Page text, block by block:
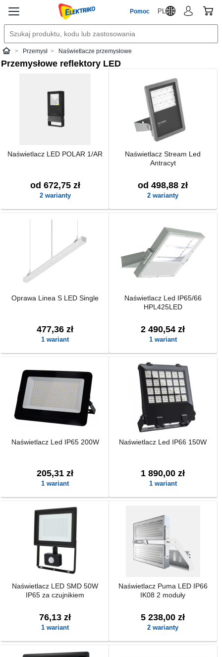
Pomoc PL
ElektrikoPrzemysł Naświetlacze przemysłowe
Przemysłowe reflektory LED
Naświetlacz LED POLAR 1/AR
od 672,75 zł
2 warianty
Naświetlacz Stream Led
Antracyt
od 498,88 zł
2 warianty
Oprawa Linea S LED Single
477,36 zł
1 wariant
Naświetlacz Led IP65/66
HPL425LED
2 490,54 zł
1 wariant
Naświetlacz Led IP65 200W
205,31 zł
1 wariant
Naświetlacz Led IP66 150W
1 890,00 zł
1 wariant
Naświetlacz LED SMD 50W
IP65 za czujnikiem
76,13 zł
1 wariant
Naświetlacz Puma LED IP66
IK08 2 moduły
5 238,00 zł
2 warianty